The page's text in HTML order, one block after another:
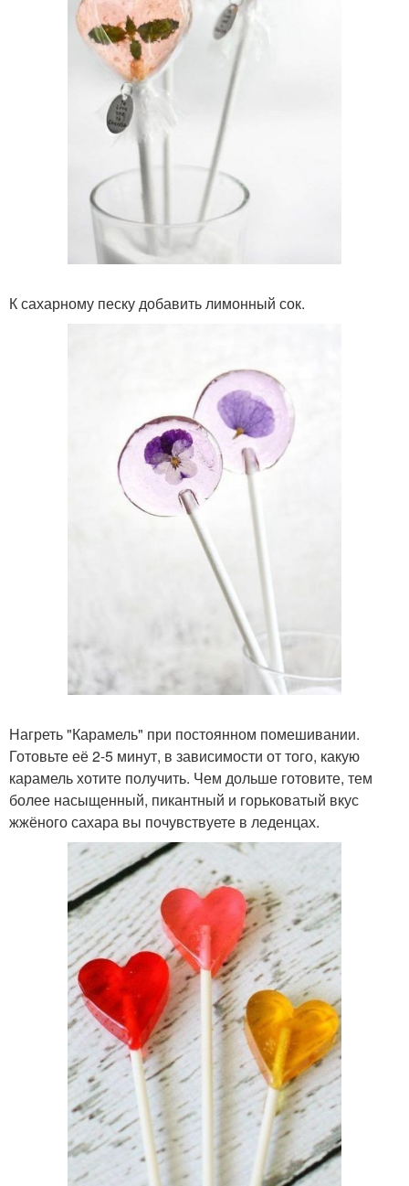
К сахарному песку добавить лимонный сок.
Нагреть "Карамель" при постоянном помешивании.
Готовьте её 2-5 минут, в зависимости от того, какую
карамель хотите получить. Чем дольше готовите, тем
более насыщенный, пикантный и горьковатый вкус
жжёного сахара вы почувствуете в леденцах.